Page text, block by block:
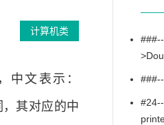
计算机类
中文表示：
其对应的中